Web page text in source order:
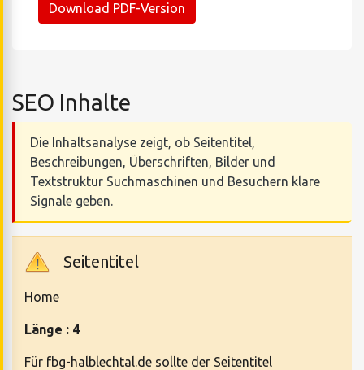
Download PDF-Version
SEO Inhalte
Die Inhaltsanalyse zeigt, ob Seitentitel,
Beschreibungen, Überschriften, Bilder und
Textstruktur Suchmaschinen und Besuchern klare
Signale geben.
Seitentitel
Home
Länge : 4
Für fbg-halblechtal.de sollte der Seitentitel